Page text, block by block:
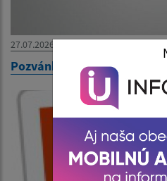
27.07.2026
Pozvánka na 31.